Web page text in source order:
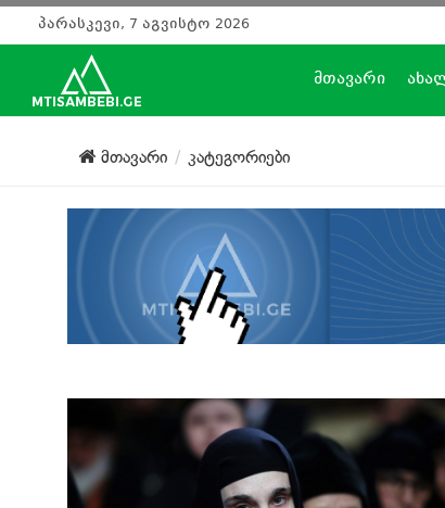
პარასკევი, 7 აგვისტო 2026
მთავარი
მთავარი კატეგორიები